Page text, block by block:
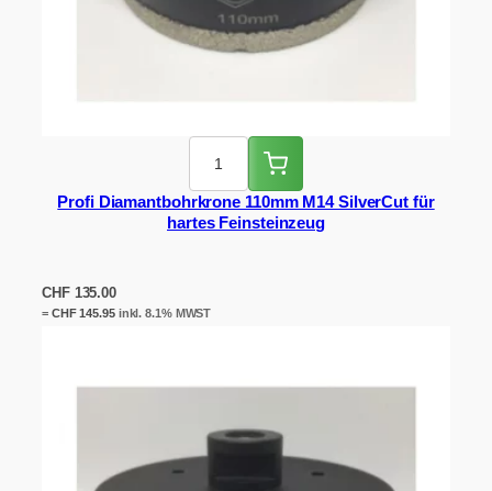
Profi Diamantbohrkrone 110mm M14 SilverCut für
hartes Feinsteinzeug
CHF135.00
= CHF145.95inkl. 8.1% MWST